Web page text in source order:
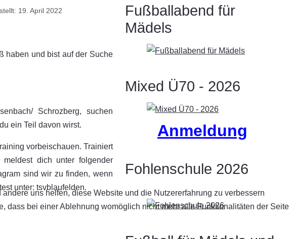
19. April 2022
haben und bist auf der Suche
Schrozberg, suchen
ein Teil davon wirst.
vorbeischauen. Trainiert
dich unter folgender
sind wir zu finden, wenn
unter: tsvblaufelden.
Fußballabend für
Mädels
Mixed Ü70 - 2026
Anmeldung
Fohlenschule 2026
uns helfen, diese Website und die Nutzererfahrung zu verbessern
dass bei einer Ablehnung womöglich nicht mehr alle Funktionalitäten der Seite